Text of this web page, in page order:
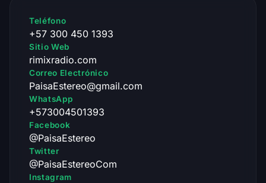
Teléfono
+57 300 450 1393
Sitio Web
rimixradio.com
Correo Electrónico
PaisaEstereo@gmail.com
WhatsApp
+573004501393
Facebook
@PaisaEstereo
Twitter
@PaisaEstereoCom
Instagram